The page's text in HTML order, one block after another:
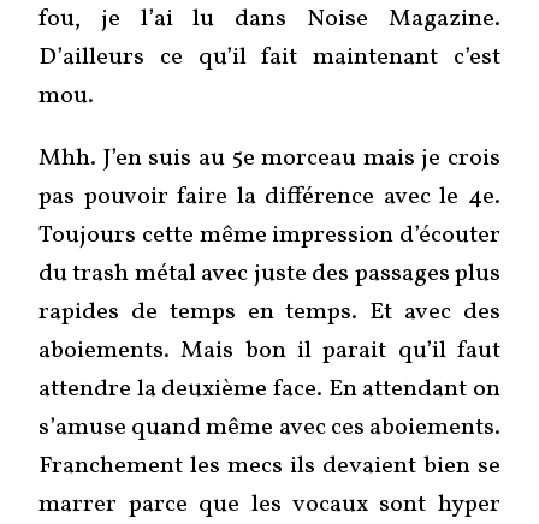
fou, je l’ai lu dans Noise Magazine.
D’ailleurs ce qu’il fait maintenant c’est
mou.
Mhh. J’en suis au 5e morceau mais je crois
pas pouvoir faire la différence avec le 4e.
Toujours cette même impression d’écouter
du trash métal avec juste des passages plus
rapides de temps en temps. Et avec des
aboiements. Mais bon il parait qu’il faut
attendre la deuxième face. En attendant on
s’amuse quand même avec ces aboiements.
Franchement les mecs ils devaient bien se
marrer parce que les vocaux sont hyper